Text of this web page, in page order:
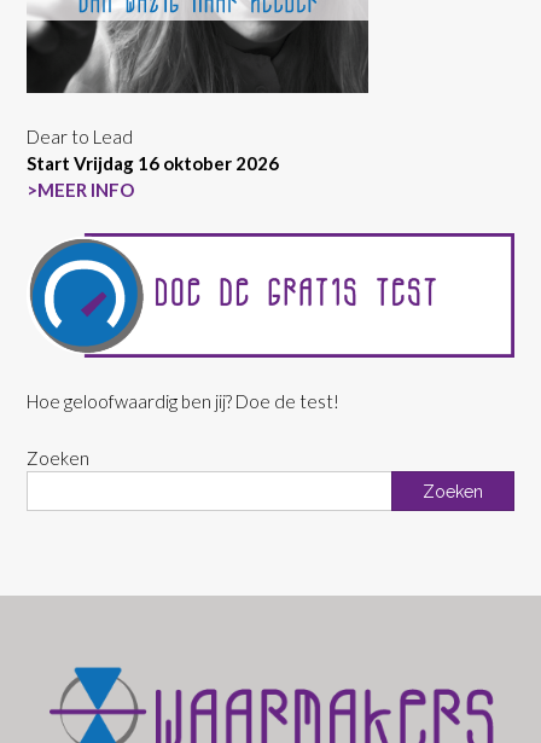
Dear to Lead
Start Vrijdag 16 oktober 2026
>MEER INFO
Hoe geloofwaardig ben jij? Doe de test!
Zoeken
Zoeken